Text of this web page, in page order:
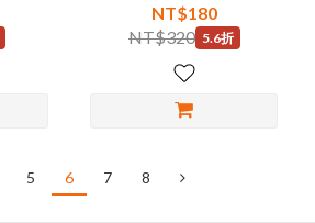
NT$180
NT$320 5.6折
5 6 7 8